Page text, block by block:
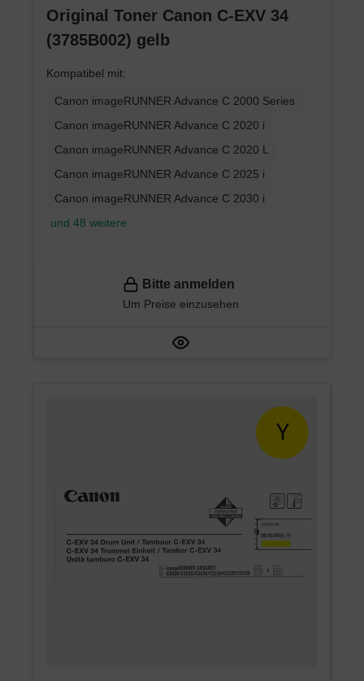
Original Toner Canon C-EXV 34
(3785B002) gelb
Kompatibel mit:
Canon imageRUNNER Advance C 2000 Series
Canon imageRUNNER Advance C 2020 i
Canon imageRUNNER Advance C 2020 L
Canon imageRUNNER Advance C 2025 i
Canon imageRUNNER Advance C 2030 i
und 48 weitere
Bitte anmelden
Um Preise einzusehen